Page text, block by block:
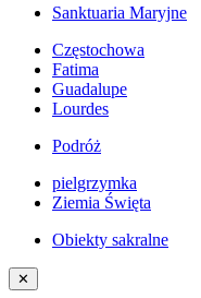
Sanktuaria Maryjne
Częstochowa
Fatima
Guadalupe
Lourdes
Podróż
pielgrzymka
Ziemia Święta
Obiekty sakralne
✕